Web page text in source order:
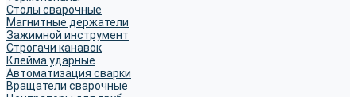
Столы сварочные
Магнитные держатели
Зажимной инструмент
Строгачи канавок
Клейма ударные
Автоматизация сварки
Вращатели сварочные